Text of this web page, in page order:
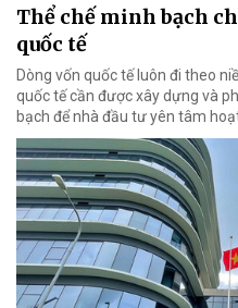
Thể chế minh bạch
quốc tế
Dòng vốn quốc tế luôn đi theo
quốc tế cần được xây dựng và
bạch để nhà đầu tư yên tâm